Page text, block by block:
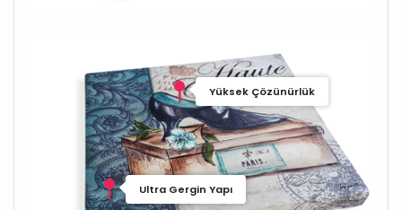
Yüksek Çözünürlük
Ultra Gergin Yapı